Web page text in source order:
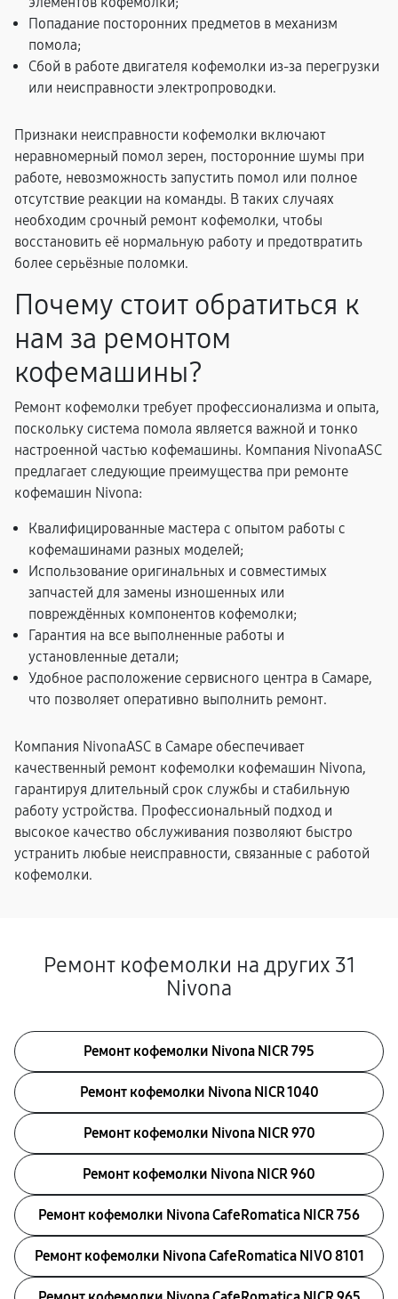
Попадание посторонних предметов в механизм
помола;
Сбой в работе двигателя кофемолки из-за перегрузки
или неисправности электропроводки.
Признаки неисправности кофемолки включают
неравномерный помол зерен, посторонние шумы при
работе, невозможность запустить помол или полное
отсутствие реакции на команды. В таких случаях
необходим срочный ремонт кофемолки, чтобы
восстановить её нормальную работу и предотвратить
более серьёзные поломки.
Почему стоит обратиться к
нам за ремонтом
кофемашины?
Ремонт кофемолки требует профессионализма и опыта,
поскольку система помола является важной и тонко
настроенной частью кофемашины. Компания NivonaASC
предлагает следующие преимущества при ремонте
кофемашин Nivona:
Квалифицированные мастера с опытом работы с
кофемашинами разных моделей;
Использование оригинальных и совместимых
запчастей для замены изношенных или
повреждённых компонентов кофемолки;
Гарантия на все выполненные работы и
установленные детали;
Удобное расположение сервисного центра в Самаре,
что позволяет оперативно выполнить ремонт.
Компания NivonaASC в Самаре обеспечивает
качественный ремонт кофемолки кофемашин Nivona,
гарантируя длительный срок службы и стабильную
работу устройства. Профессиональный подход и
высокое качество обслуживания позволяют быстро
устранить любые неисправности, связанные с работой
кофемолки.
Ремонт кофемолки на других 31
Nivona
Ремонт кофемолки Nivona NICR 795
Ремонт кофемолки Nivona NICR 1040
Ремонт кофемолки Nivona NICR 970
Ремонт кофемолки Nivona NICR 960
Ремонт кофемолки Nivona CafeRomatica NICR 756
Ремонт кофемолки Nivona CafeRomatica NIVO 8101